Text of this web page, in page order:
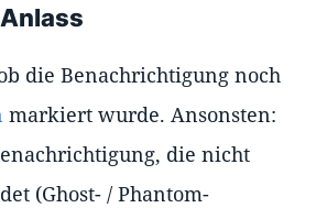
die Benachrichtigung noch
markiert wurde. Ansonsten:
die nicht
(Ghost- / Phantom-